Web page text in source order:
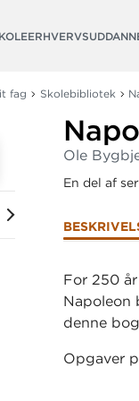
fag Skolebibliotek
Ole
En del af
For 250
Napoleon
denne
Opgaver